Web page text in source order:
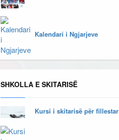
Kalendari i Ngjarjeve
SHKOLLA E SKITARISË
Kursi i skitarisë për fillestar